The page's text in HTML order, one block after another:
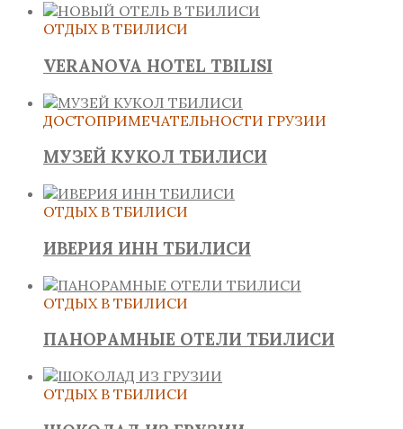
ОТДЫХ В ТБИЛИСИ
VERANOVA HOTEL TBILISI
ДОСТОПРИМЕЧАТЕЛЬНОСТИ ГРУЗИИ
МУЗЕЙ КУКОЛ ТБИЛИСИ
ОТДЫХ В ТБИЛИСИ
ИВЕРИЯ ИНН ТБИЛИСИ
ОТДЫХ В ТБИЛИСИ
ПАНОРАМНЫЕ ОТЕЛИ ТБИЛИСИ
ОТДЫХ В ТБИЛИСИ